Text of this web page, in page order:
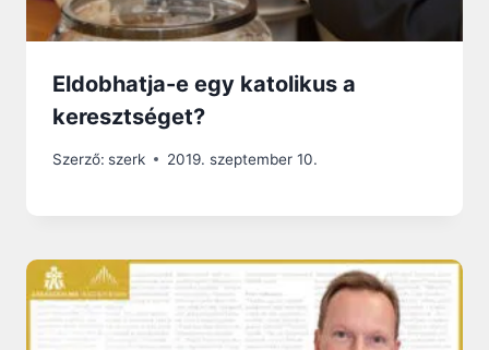
Eldobhatja-e egy katolikus a
keresztséget?
Szerző: szerk 2019. szeptember 10.